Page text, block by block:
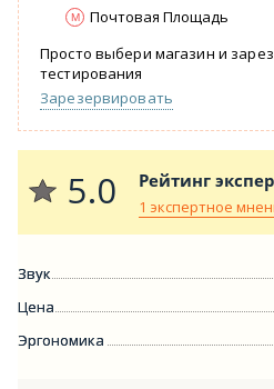
Почтовая Площадь
Просто выбери магазин и
тестирования
Зарезервировать
5.0 Рейтинг
1 экспертное
Звук
Цена
Эргономика